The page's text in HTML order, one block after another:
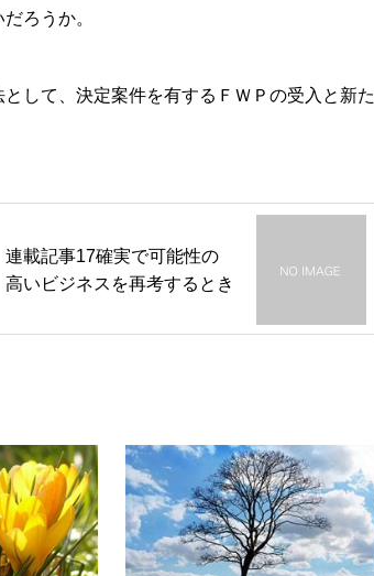
ろうか。
して、決定案件を有するＦＷＰの受入と新た
連載記事17確実で可能性の
高いビジネスを再考するとき